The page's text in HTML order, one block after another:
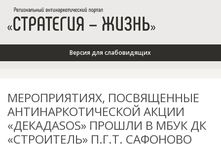
Версия для слабовидящих
МЕРОПРИЯТИЯХ, ПОСВЯЩЕННЫЕ
АНТИНАРКОТИЧЕСКОЙ АКЦИИ
«ДЕКАДАSOS» ПРОШЛИ В МБУК ДК
«СТРОИТЕЛЬ» П.Г.Т. САФОНОВО